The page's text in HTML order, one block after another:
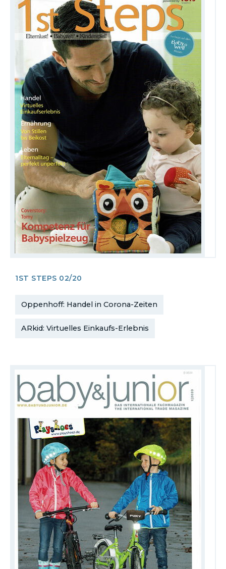
1ST STEPS 02/20
Oppenhoff: Handel in Corona-Zeiten
ARkid: Virtuelles Einkaufs-Erlebnis